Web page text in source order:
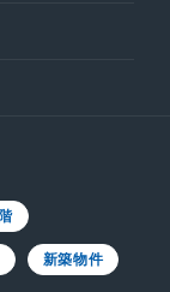
新築物件